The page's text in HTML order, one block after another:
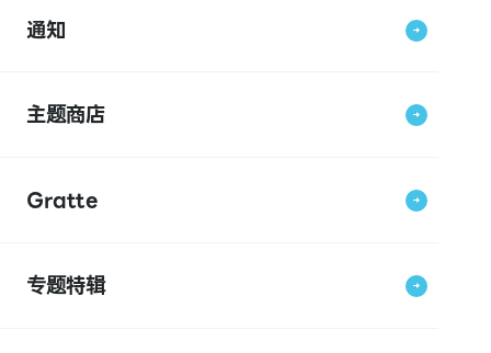
通知
主题商店
Gratte
专题特辑